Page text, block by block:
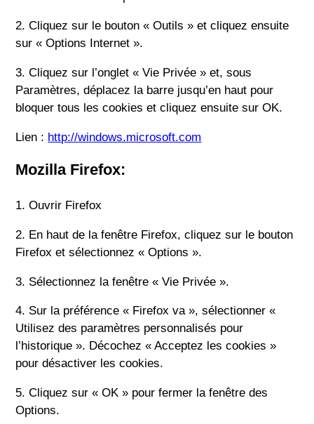
2. Cliquez sur le bouton « Outils » et cliquez ensuite
sur « Options Internet ».
3. Cliquez sur l’onglet « Vie Privée » et, sous
Paramètres, déplacez la barre jusqu’en haut pour
bloquer tous les cookies et cliquez ensuite sur OK.
Lien : http://windows.microsoft.com
Mozilla Firefox:
1. Ouvrir Firefox
2. En haut de la fenêtre Firefox, cliquez sur le bouton
Firefox et sélectionnez « Options ».
3. Sélectionnez la fenêtre « Vie Privée ».
4. Sur la préférence « Firefox va », sélectionner «
Utilisez des paramètres personnalisés pour
l’historique ». Décochez « Acceptez les cookies »
pour désactiver les cookies.
5. Cliquez sur « OK » pour fermer la fenêtre des
Options.